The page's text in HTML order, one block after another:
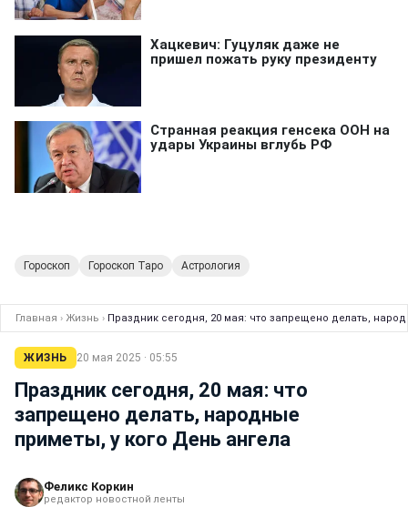
Гороскоп Гороскоп Таро Астрология
Главная › Жизнь › Праздник сегодня, 20 мая: что запрещено делать,
ЖИЗНЬ 20 мая 2025 · 05:55
Праздник сегодня, 20 мая: что
запрещено делать, народные
приметы, у кого День ангела
Феликс Коркин
редактор новостной ленты